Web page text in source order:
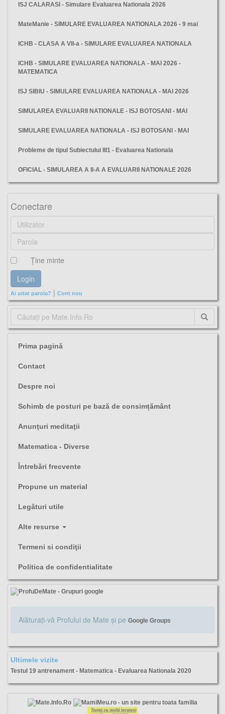
ISJ CALARASI - Simulare Evaluarea Nationala 2026
MateManie - SIMULARE EVALUAREA NATIONALA 2026 - 9 mai
ICHB - CLASA A VII-a - SIMULARE EVALUAREA NATIONALA
ICHB - SIMULARE EVALUAREA NATIONALA - MAI 2026 -
MATEMATICA
ISJ SIBIU - SIMULARE EVALUAREA NATIONALA - MAI 2026
SIMULAREA EVALUARII NATIONALE - ISJ BOTOSANI - MAI
SIMULARE EVALUAREA NATIONALA - ISJ BOTOSANI - MAI
Probleme de tipul Subiectului III1 - Evaluarea Nationala
OFICIAL - SIMULAREA A II-A A EVALUARII NATIONALE 2026
Conectare
Ţine minte
Ai uitat parola? | Cont nou
Prima pagină
Contact
Despre noi
Schimb de posturi pe bază de consimțământ
Anunţuri meditaţii
Matematica - Diverse
Întrebări frecvente
Propune un material
Legături utile
Alte resurse
Termeni si condiţii
Politica de confidentialitate
Alăturaţi-vă Profului de Mate şi pe Google Groups
Ultimele vizite
Testul 19 antrenament - Matematica - Evaluarea Nationala 2020